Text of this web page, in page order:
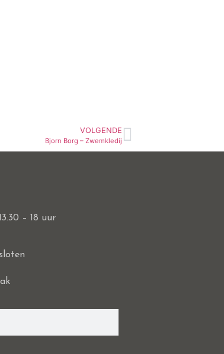
VOLGENDE
Bjorn Borg – Zwemkledij
– 18 uur